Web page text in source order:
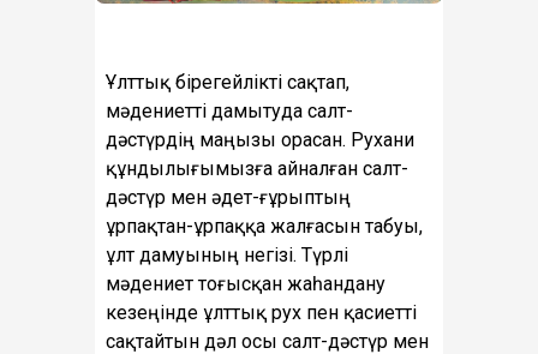
Ұлттық бірегейлікті сақтап,
мәдениетті дамытуда салт-
дәстүрдің маңызы орасан. Рухани
құндылығымызға айналған салт-
дәстүр мен әдет-ғұрыптың
ұрпақтан-ұрпаққа жалғасын табуы,
ұлт дамуының негізі. Түрлі
мәдениет тоғысқан жаһандану
кезеңінде ұлттық рух пен қасиетті
сақтайтын дәл осы салт-дәстүр мен